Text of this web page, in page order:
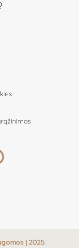
| 2025